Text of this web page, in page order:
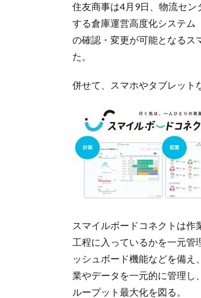
住友商事は4月9日、物流セ
する倉庫運営高度化システム
の確認・変更が可能となるス
た。
併せて、スマホやタブレット
スマイルボードコネクトは
工程に入っているかを一元管
ッシュボード機能などを備
業やデータを一元的に管理し
ループット最大化を図る。